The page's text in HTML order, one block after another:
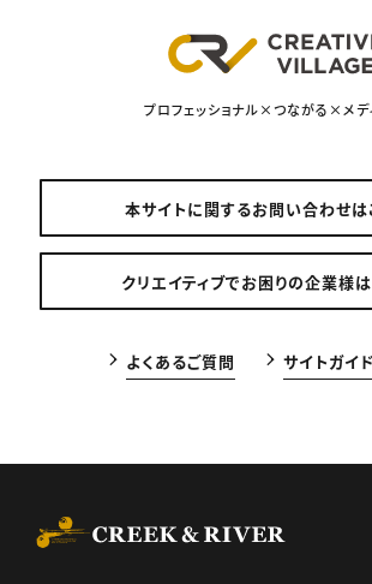
プロフェッショナル×つながる×メデ
本サイトに関するお問い合わせは
クリエイティブでお困りの企業様
よくあるご質問 サイトガイ